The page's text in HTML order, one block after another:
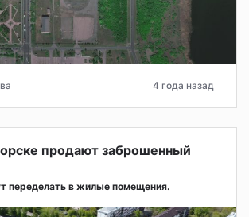
4 года назад
продают заброшенный
переделать в жилые помещения.